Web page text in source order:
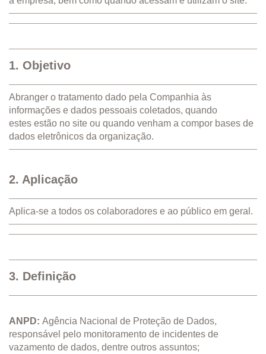
1. Objetivo
Abranger o tratamento dado pela Companhia às
informações e dados pessoais coletados, quando
estes estão no site ou quando venham a compor bases de
dados eletrônicos da organização.
2. Aplicação
Aplica-se a todos os colaboradores e ao público em geral.
3. Definição
ANPD: Agência Nacional de Proteção de Dados,
responsável pelo monitoramento de incidentes de
vazamento de dados, dentre outros assuntos;